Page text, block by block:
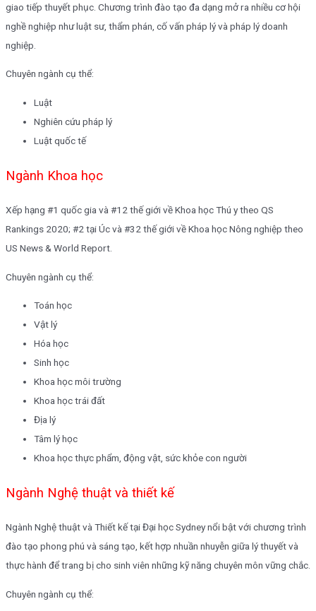
giao tiếp thuyết phục. Chương trình đào tạo đa dạng mở ra nhiều cơ hội
nghề nghiệp như luật sư, thẩm phán, cố vấn pháp lý và pháp lý doanh
nghiệp.
Chuyên ngành cụ thể:
Luật
Nghiên cứu pháp lý
Luật quốc tế
Ngành Khoa học
Xếp hạng #1 quốc gia và #12 thế giới về Khoa học Thú y theo QS
Rankings 2020; #2 tại Úc và #32 thế giới về Khoa học Nông nghiệp theo
US News & World Report.
Chuyên ngành cụ thể:
Toán học
Vật lý
Hóa học
Sinh học
Khoa học môi trường
Khoa học trái đất
Địa lý
Tâm lý học
Khoa học thực phẩm, động vật, sức khỏe con người
Ngành Nghệ thuật và thiết kế
Ngành Nghệ thuật và Thiết kế tại Đại học Sydney nổi bật với chương trình
đào tạo phong phú và sáng tạo, kết hợp nhuần nhuyễn giữa lý thuyết và
thực hành để trang bị cho sinh viên những kỹ năng chuyên môn vững chắc.
Chuyên ngành cụ thể: